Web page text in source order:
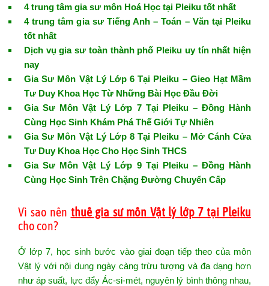
4 trung tâm gia sư môn Hoá Học tại Pleiku tốt nhất
4 trung tâm gia sư Tiếng Anh – Toán – Văn tại Pleiku
tốt nhất
Dịch vụ gia sư toàn thành phố Pleiku uy tín nhất hiện
nay
Gia Sư Môn Vật Lý Lớp 6 Tại Pleiku – Gieo Hạt Mầm
Tư Duy Khoa Học Từ Những Bài Học Đầu Đời
Gia Sư Môn Vật Lý Lớp 7 Tại Pleiku – Đồng Hành
Cùng Học Sinh Khám Phá Thế Giới Tự Nhiên
Gia Sư Môn Vật Lý Lớp 8 Tại Pleiku – Mở Cánh Cửa
Tư Duy Khoa Học Cho Học Sinh THCS
Gia Sư Môn Vật Lý Lớp 9 Tại Pleiku – Đồng Hành
Cùng Học Sinh Trên Chặng Đường Chuyển Cấp
Vì sao nên thuê gia sư môn Vật lý lớp 7 tại Pleiku
cho con?
Ở lớp 7, học sinh bước vào giai đoạn tiếp theo của môn
Vật lý với nội dung ngày càng trừu tượng và đa dạng hơn
như áp suất, lực đẩy Ác-si-mét, nguyên lý bình thông nhau,